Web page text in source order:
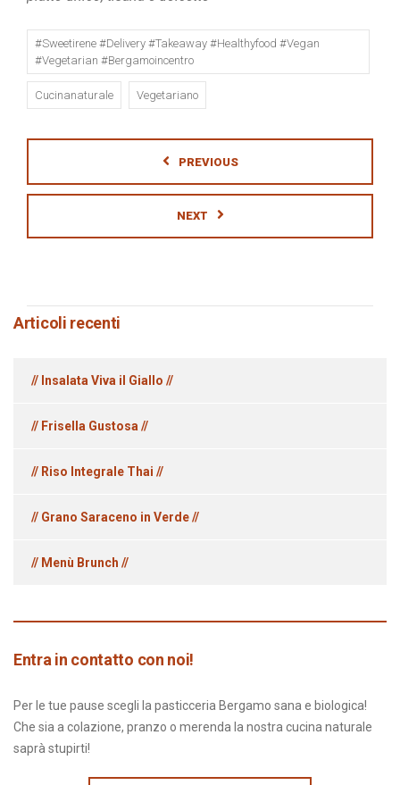
#sweetirene #delivery #takeaway #healthyfood #vegan
#vegetarian #bergamoincentro
Cucinanaturale Vegetariano
PREVIOUS
NEXT
Articoli recenti
// Insalata Viva il Giallo //
// Frisella Gustosa //
// Riso Integrale Thai //
// Grano Saraceno in Verde //
// Menù Brunch //
Entra in contatto con noi!
Per le tue pause scegli la pasticceria Bergamo sana e biologica!
Che sia a colazione, pranzo o merenda la nostra cucina naturale
saprà stupirti!